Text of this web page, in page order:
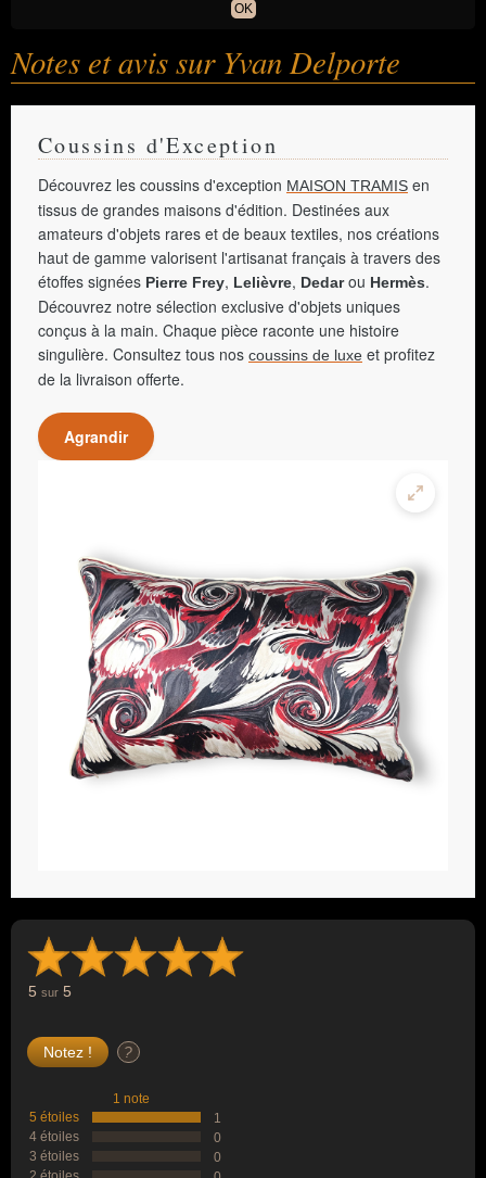
OK
Notes et avis sur Yvan Delporte
Coussins d'Exception
Découvrez les coussins d'exception MAISON TRAMIS en
tissus de grandes maisons d'édition. Destinées aux
amateurs d'objets rares et de beaux textiles, nos créations
haut de gamme valorisent l'artisanat français à travers des
étoffes signées Pierre Frey, Lelièvre, Dedarou Hermès.
Découvrez notre sélection exclusive d'objets uniques
conçus à la main. Chaque pièce raconte une histoire
singulière. Consultez tous nos coussins de luxe et profitez
de la livraison offerte.
Agrandir
5 sur 5
?
1 note
5 étoiles
1
4 étoiles
0
3 étoiles
0